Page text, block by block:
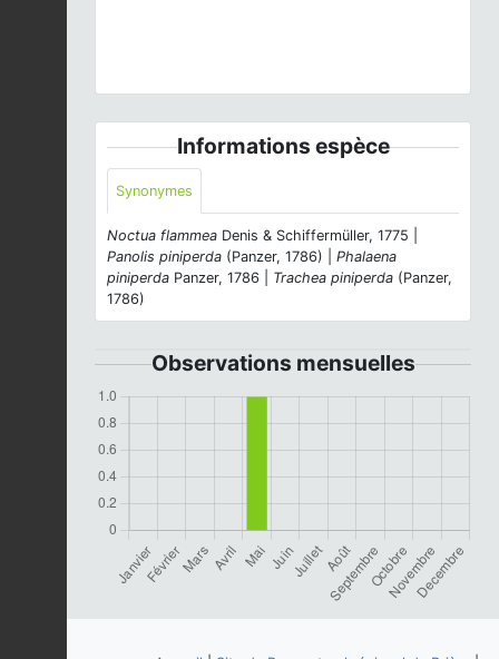
Informations espèce
Synonymes
Noctua flammea Denis & Schiffermüller, 1775 |
Panolis piniperda (Panzer, 1786) | Phalaena
piniperda Panzer, 1786 | Trachea piniperda (Panzer,
1786)
Observations mensuelles